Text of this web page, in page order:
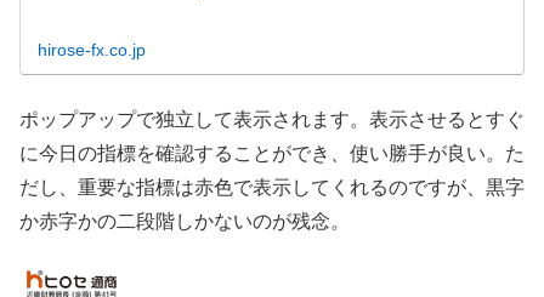
hirose-fx.co.jp
ポップアップで独立して表示されます。表示させるとすぐ
に今日の指標を確認することができ、使い勝手が良い。た
だし、重要な指標は赤色で表示してくれるのですが、黒字
か赤字かの二段階しかないのが残念。